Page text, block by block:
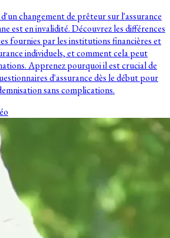
changement de prêteur sur l'assurance
est en invalidité. Découvrez les différences
fournies par les institutions financières et
individuels, et comment cela peut
Apprenez pourquoi il est crucial de
d'assurance dès le début pour
sans complications.